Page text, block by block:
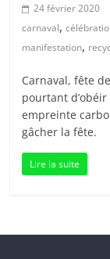
24 février 2020
carnaval,
manifestation,
Carnaval, fête
pourtant
empreinte
gâcher la fête.
Lire la suite